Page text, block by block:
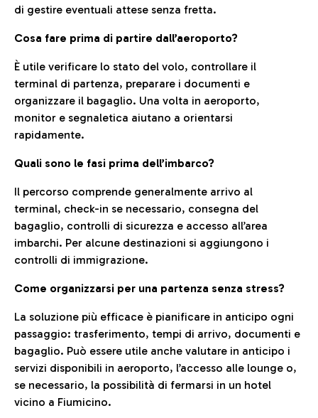
di gestire eventuali attese senza fretta.
Cosa fare prima di partire dall’aeroporto?
È utile verificare lo stato del volo, controllare il
terminal di partenza, preparare i documenti e
organizzare il bagaglio. Una volta in aeroporto,
monitor e segnaletica aiutano a orientarsi
rapidamente.
Quali sono le fasi prima dell’imbarco?
Il percorso comprende generalmente arrivo al
terminal, check-in se necessario, consegna del
bagaglio, controlli di sicurezza e accesso all’area
imbarchi. Per alcune destinazioni si aggiungono i
controlli di immigrazione.
Come organizzarsi per una partenza senza stress?
La soluzione più efficace è pianificare in anticipo ogni
passaggio: trasferimento, tempi di arrivo, documenti e
bagaglio. Può essere utile anche valutare in anticipo i
servizi disponibili in aeroporto, l’accesso alle lounge o,
se necessario, la possibilità di fermarsi in un hotel
vicino a Fiumicino.